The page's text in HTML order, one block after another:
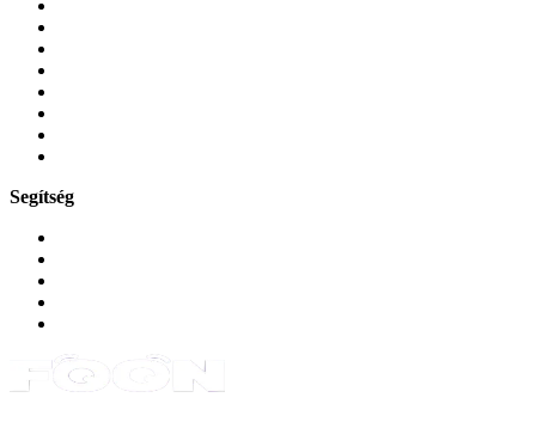
Segítség